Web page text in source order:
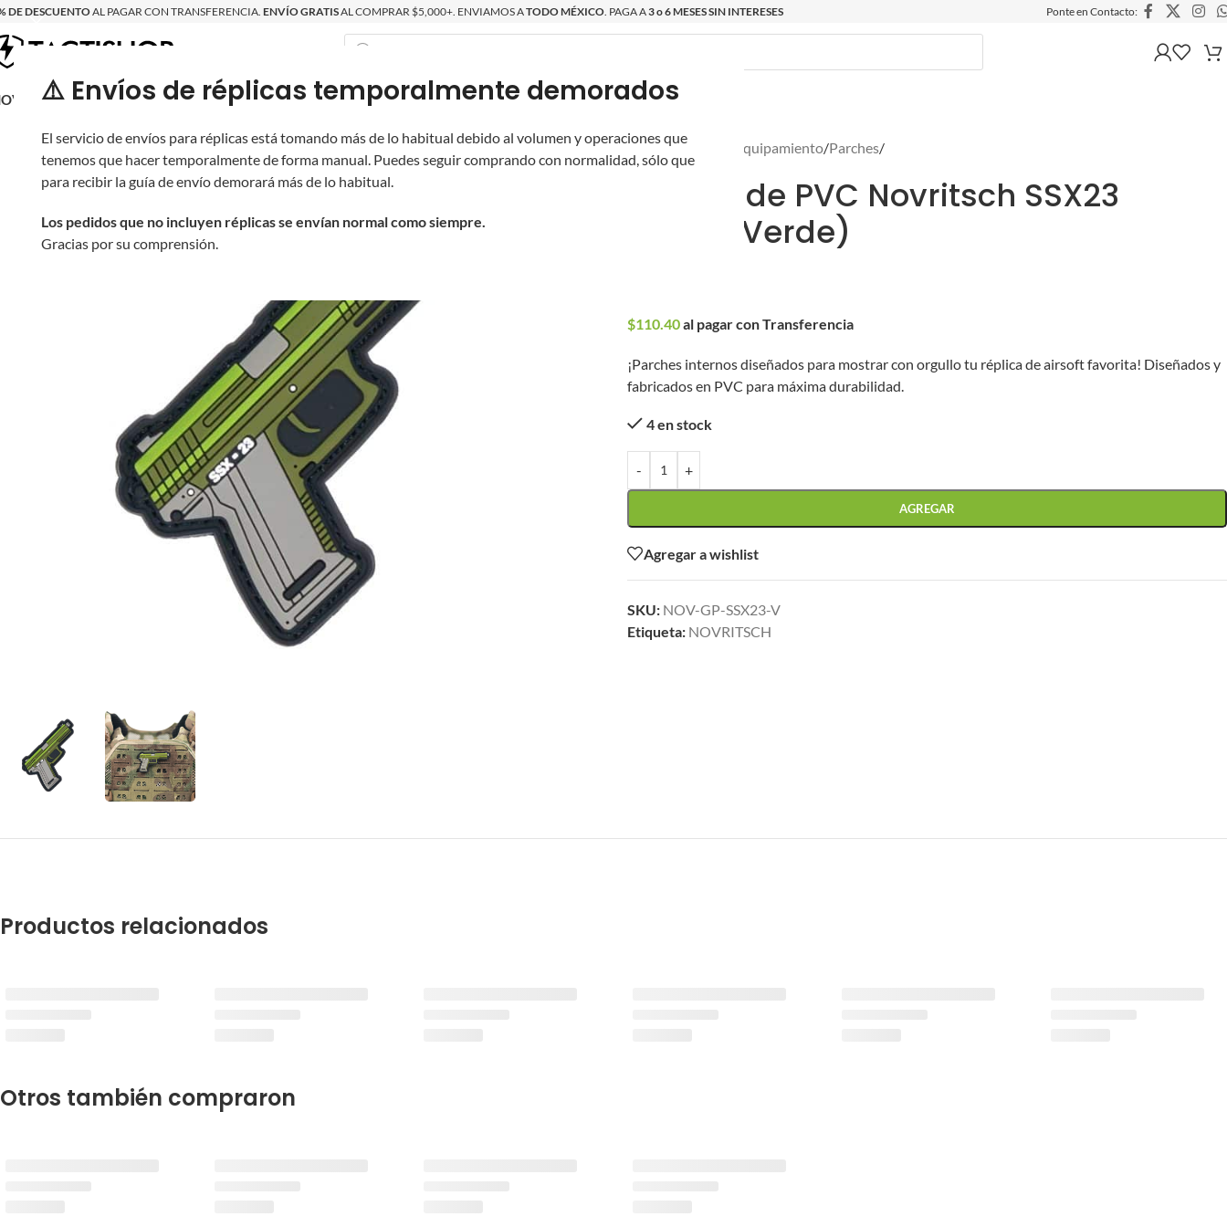
⚠️ Envíos de réplicas temporalmente demorados
El servicio de envíos para réplicas está tomando más de lo habitual debido al volumen y operaciones que
tenemos que hacer temporalmente de forma manual. Puedes seguir comprando con normalidad, sólo que
para recibir la guía de envío demorará más de lo habitual.
Los pedidos que no incluyen réplicas se envían normal como siempre.
Gracias por su comprensión.
DE DESCUENTOAL PAGAR CON TRANSFERENCIA. ENVÍO GRATISAL COMPRAR $5,000+. ENVIAMOS ATODO MÉXICO . PAGA A3 o 6 MESES SIN INTERESES Ponte en Contacto:
RÉPLICASPARTES Y ACCESORIOSEQUIPOPRODUCTOS NUEVOSPROMOCIONES
Inicio/Novritsch Equipamiento/Parches/
Parche de PVC Novritsch SSX23
(Color: Verde)
$110.40al pagar con Transferencia
¡Parches internos diseñados para mostrar con orgullo tu réplica de airsoft favorita! Diseñados y
fabricados en PVC para máxima durabilidad.
4 en stock
- +
AGREGAR
Agregar a wishlist
SKU: NOV-GP-SSX23-V
Etiqueta: NOVRITSCH
Productos relacionados
Otros también compraron